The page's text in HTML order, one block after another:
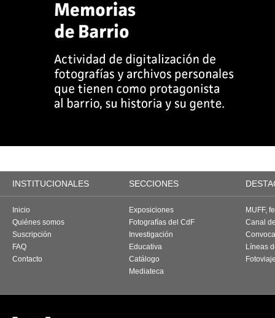
INSTITUCIONALES SECCIONES
Inicio
Quiénes somos
Suscripción
FAQ
Contacto
Exposiciones
Fotografías del CdF
Investigación
Educativa
Catálogo
Mediateca
MUFF,
Canal
Líneas